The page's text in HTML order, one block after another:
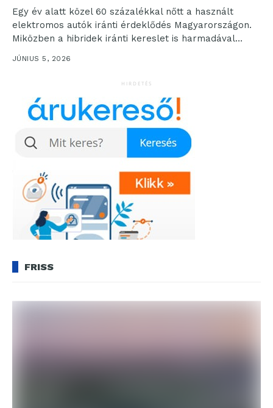
Egy év alatt közel 60 százalékkal nőtt a használt
elektromos autók iránti érdeklődés Magyarországon.
Miközben a hibridek iránti kereslet is harmadával
bővült, az...
JÚNIUS 5, 2026
HIRDETÉS
FRISS